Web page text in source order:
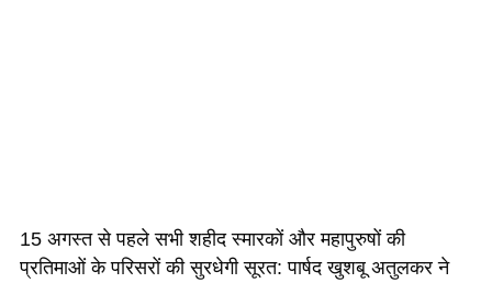
15 अगस्त से पहले सभी शहीद स्मारकों और महापुरुषों की
प्रतिमाओं के परिसरों की सुरधेगी सूरत: पार्षद खुशबू अतुलकर ने